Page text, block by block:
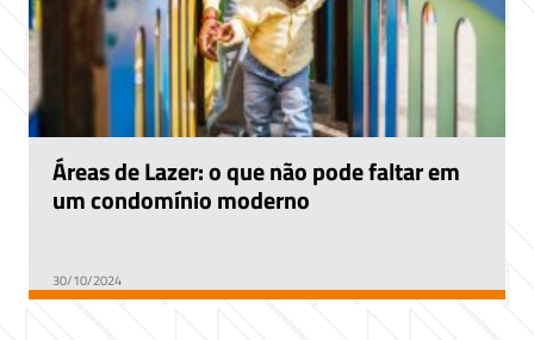
Áreas de Lazer: o que não pode faltar em
um condomínio moderno
30/10/2024